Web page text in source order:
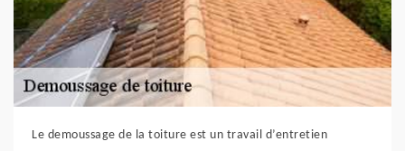
Le demoussage de la toiture est un travail d’entretien